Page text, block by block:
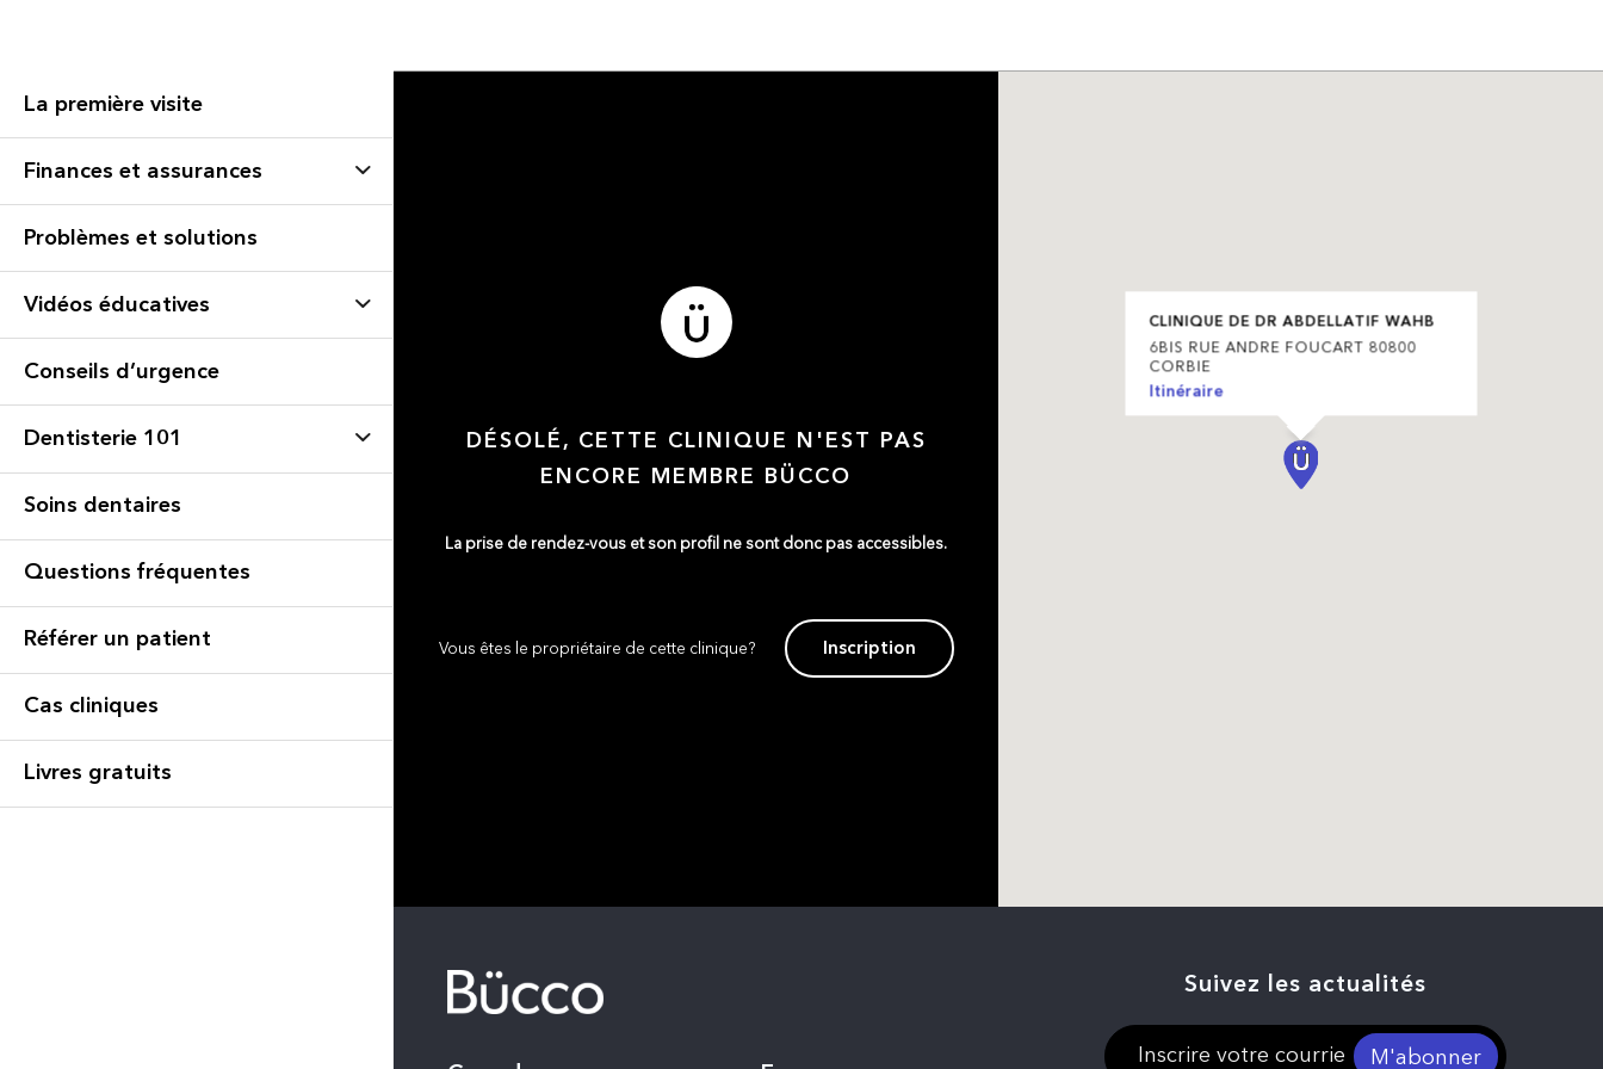
La première visite
Finances et assurances
Problèmes et solutions
Vidéos éducatives
Conseils d’urgence
Dentisterie 101
Soins dentaires
Questions fréquentes
Référer un patient
Cas cliniques
Livres gratuits
DÉSOLÉ, CETTE CLINIQUE N'EST PAS
ENCORE MEMBRE BÜCCO
La prise de rendez-vous et son profil ne sont donc pas accessibles.
Vous êtes le propriétaire de cette clinique? Inscription
CLINIQUE DE DR ABDELLATIF WAHB
6BIS RUE ANDRE FOUCART 80800
CORBIE
Itinéraire
Suivez les actualités
M'abonner